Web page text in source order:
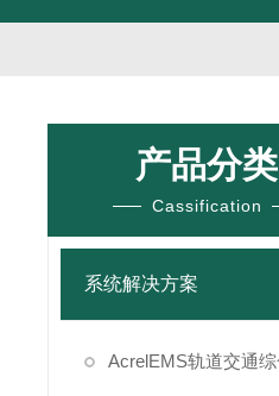
产品分类
Cassification
系统解决方案